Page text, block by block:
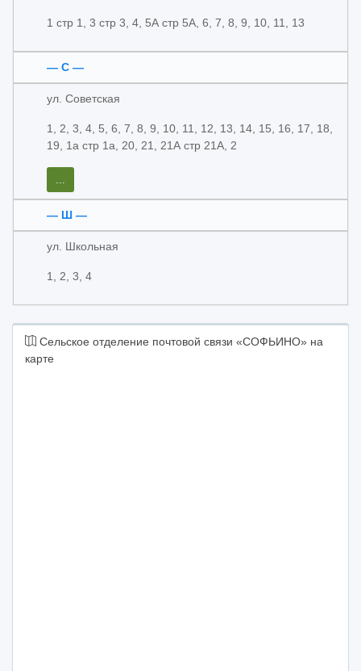
1 стр 1, 3 стр 3, 4, 5А стр 5А, 6, 7, 8, 9, 10, 11, 13
— С —
ул. Советская
1, 2, 3, 4, 5, 6, 7, 8, 9, 10, 11, 12, 13, 14, 15, 16, 17, 18,
19, 1а стр 1а, 20, 21, 21А стр 21А, 2
...
— Ш —
ул. Школьная
1, 2, 3, 4
Сельское отделение почтовой связи «СОФЬИНО» на
карте